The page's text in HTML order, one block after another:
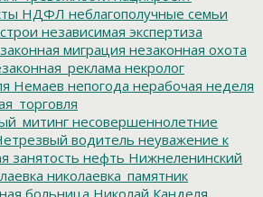
НДФЛ неблагополучные семьи
независимая экспертиза
миграция незаконная охота
некролог
Немаев непогода нерабочая неделя
несовершеннолетние
водитель неуважение к
занятость нефть Нижнеленинский
николаевка_памятник
больница Николай Канделя